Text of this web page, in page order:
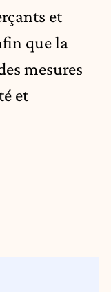
et
que la
mesures
et